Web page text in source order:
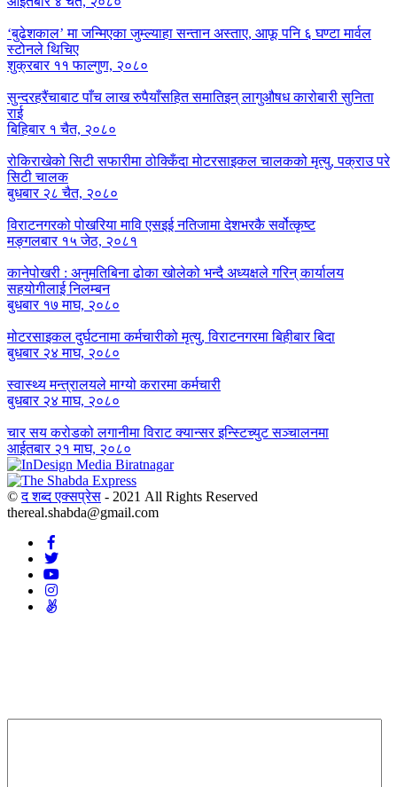
‘बुढेशकाल’ मा जन्मिएका जुम्ल्याहा सन्तान अस्ताए, आफू पनि ६ घण्टा मार्वल
स्टोनले थिचिए
शुक्रबार ११ फाल्गुण, २०८०
सुन्दरहरैंचाबाट पाँच लाख रुपैयाँसहित समातिइन् लागुऔषध कारोबारी सुनिता
राई
बिहिबार १ चैत, २०८०
रोकिराखेको सिटी सफारीमा ठोक्किँदा मोटरसाइकल चालकको मृत्यु, पक्राउ परे
सिटी चालक
बुधबार २८ चैत, २०८०
विराटनगरको पोखरिया मावि एसइई नतिजामा देशभरकै सर्वोत्कृष्ट
मङ्गलबार १५ जेठ, २०८१
कानेपोखरी : अनुमतिबिना ढोका खोलेको भन्दै अध्यक्षले गरिन् कार्यालय
सहयोगीलाई निलम्बन
बुधबार १७ माघ, २०८०
मोटरसाइकल दुर्घटनामा कर्मचारीको मृत्यु, विराटनगरमा बिहीबार बिदा
बुधबार २४ माघ, २०८०
स्वास्थ्य मन्त्रालयले माग्यो करारमा कर्मचारी
बुधबार २४ माघ, २०८०
चार सय करोडको लगानीमा विराट क्यान्सर इन्स्टिच्युट सञ्चालनमा
आईतबार २१ माघ, २०८०
©द शब्द एक्सप्रेस - 2021 All Rights Reserved
thereal.shabda@gmail.com